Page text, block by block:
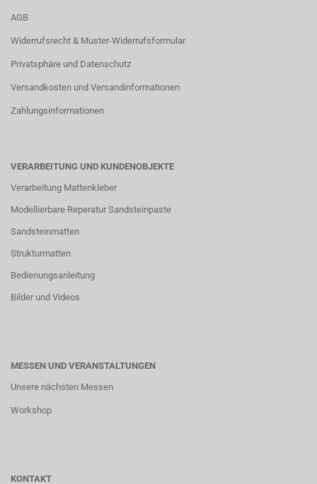
AGB
Widerrufsrecht & Muster-Widerrufsformular
Privatsphäre und Datenschutz
Versandkosten und Versandinformationen
Zahlungsinformationen
VERARBEITUNG UND KUNDENOBJEKTE
Verarbeitung Mattenkleber
Modellierbare Reperatur Sandsteinpaste
Sandsteinmatten
Strukturmatten
Bedienungsanleitung
Bilder und Videos
MESSEN UND VERANSTALTUNGEN
Unsere nächsten Messen
Workshop
KONTAKT